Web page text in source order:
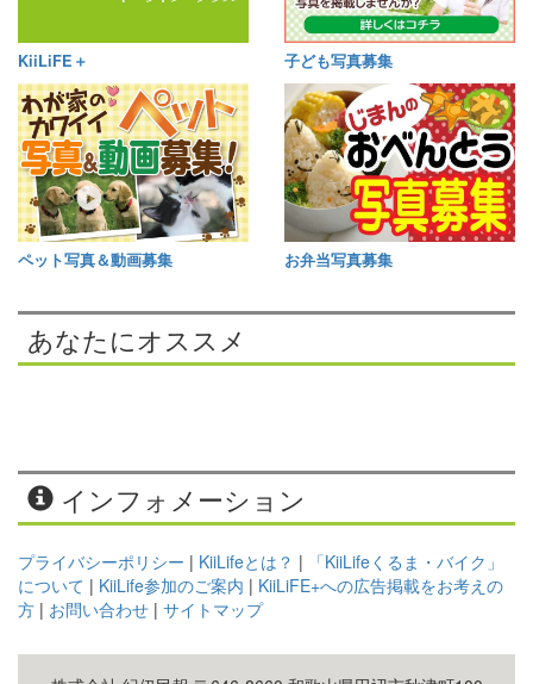
KiiLiFE＋ 子ども写真募集
ペット写真＆動画募集 お弁当写真募集
あなたにオススメ
インフォメーション
プライバシーポリシー | KiiLifeとは？ |
「KiiLifeくるま・バイク」
について | KiiLife参加のご案内 | KiiLiFE+への広告掲載をお考えの
方 | お問い合わせ | サイトマップ